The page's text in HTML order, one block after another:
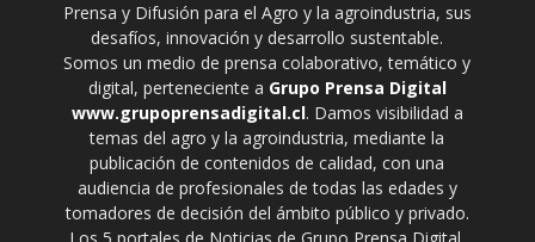
Prensa y Difusión para el Agro y la agroindustria, sus
desafíos, innovación y desarrollo sustentable.
Somos un medio de prensa colaborativo, temático y
digital, perteneciente a Grupo Prensa Digital
www.grupoprensadigital.cl. Damos visibilidad a
temas del agro y la agroindustria, mediante la
publicación de contenidos de calidad, con una
audiencia de profesionales de todas las edades y
tomadores de decisión del ámbito público y privado.